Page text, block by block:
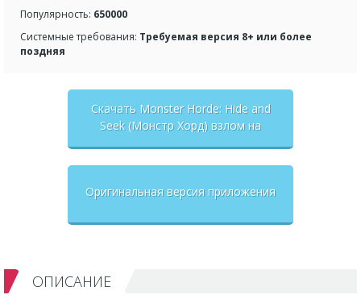
Популярность: 650000
Системные требования: Требуемая версия 8+ или более
поздняя
Скачать Monster Horde: Hide and
Seek (Монстр Хорд) взлом на
Оригинальная версия приложения
ОПИСАНИЕ